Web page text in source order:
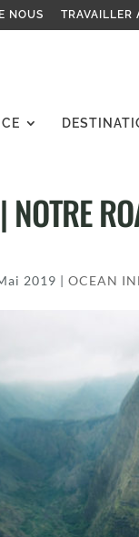
NOUS TRAVAILLER
2019 |OCEAN